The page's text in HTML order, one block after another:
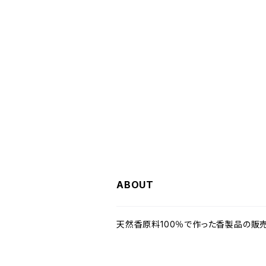
ABOUT
天然香原料100％で作った香製品の販